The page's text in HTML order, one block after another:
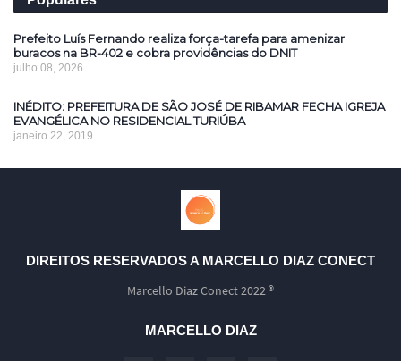
Prefeito Luís Fernando realiza força-tarefa para amenizar
buracos na BR-402 e cobra providências do DNIT
julho 08, 2026
INÉDITO: PREFEITURA DE SÃO JOSÉ DE RIBAMAR FECHA IGREJA
EVANGÉLICA NO RESIDENCIAL TURIÚBA
janeiro 22, 2019
DIREITOS RESERVADOS A MARCELLO DIAZ CONECT
Marcello Diaz Conect 2022 ®
MARCELLO DIAZ